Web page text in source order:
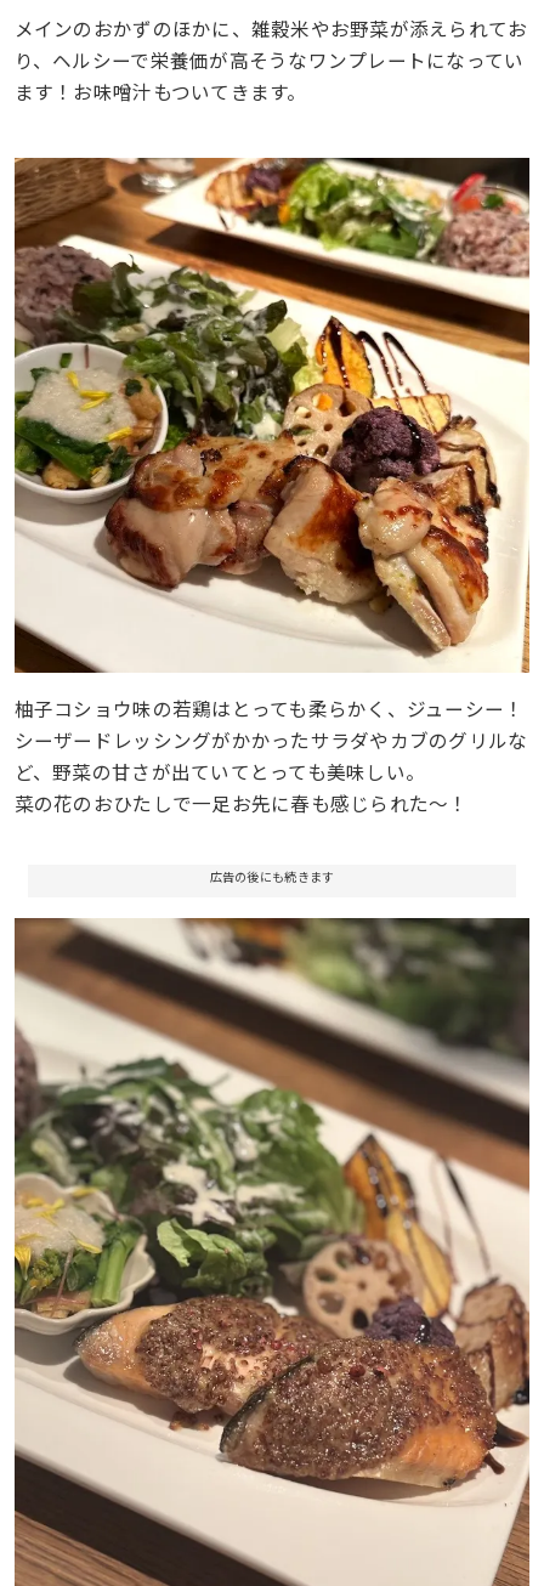
メインのおかずのほかに、雑穀米やお野菜が添えられてお
り、ヘルシーで栄養価が高そうなワンプレートになってい
ます！お味噌汁もついてきます。
柚子コショウ味の若鶏はとっても柔らかく、ジューシー！
シーザードレッシングがかかったサラダやカブのグリルな
ど、野菜の甘さが出ていてとっても美味しい。
菜の花のおひたしで一足お先に春も感じられた～！
広告の後にも続きます